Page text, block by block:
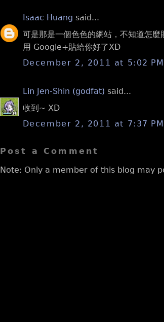
Isaac Huang said...
可是那是一個色色的網站，不知道怎麼
用 Google+貼給你好了XD
December 2, 2011 at 5:02 PM
Lin Jen-Shin (godfat) said...
收到~ XD
December 2, 2011 at 7:37 PM
Post a Comment
Note: Only a member of this blog may